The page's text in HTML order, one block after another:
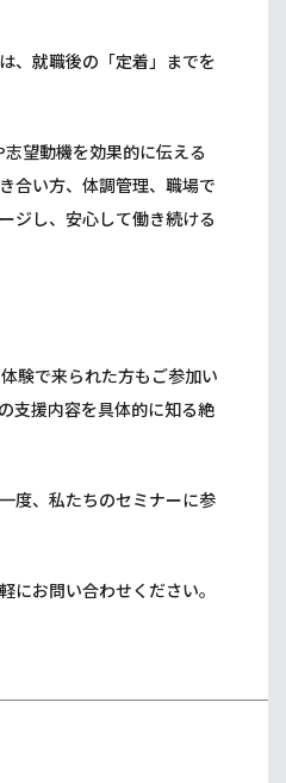
、就職後の「定着」までを
望動機を効果的に伝える
合い方、体調管理、職場で
ジし、安心して働き続ける
験で来られた方もご参加い
支援内容を具体的に知る絶
度、私たちのセミナーに参
お問い合わせください。